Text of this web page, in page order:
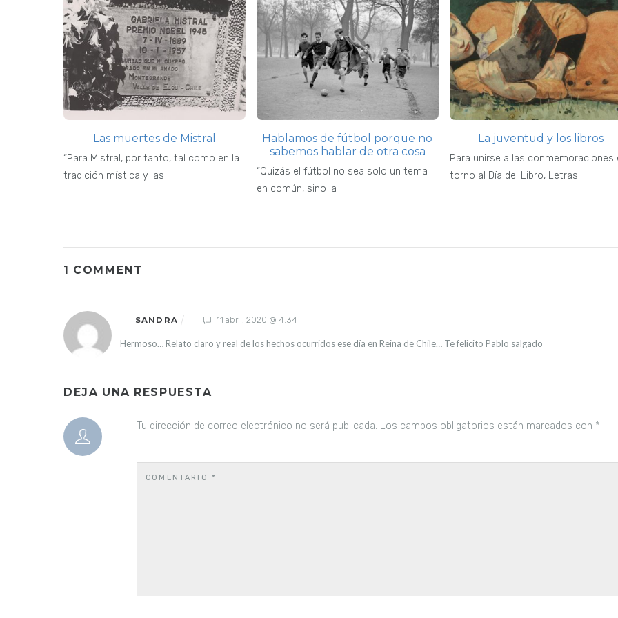
Las muertes de Mistral
“Para Mistral, por tanto, tal como en la
tradición mística y las
Hablamos de fútbol porque no
sabemos hablar de otra cosa
“Quizás el fútbol no sea solo un tema
en común, sino la
La juventud y los libros
Para unirse a las conmemoraciones
torno al Día del Libro, Letras
1 COMMENT
SANDRA 11 abril, 2020 @ 4:34
Hermoso… Relato claro y real de los hechos ocurridos ese día en Reina de Chile… Te felicito Pablo salgado
DEJA UNA RESPUESTA
Tu dirección de correo electrónico no será publicada. Los campos obligatorios están marcados con *
COMENTARIO *